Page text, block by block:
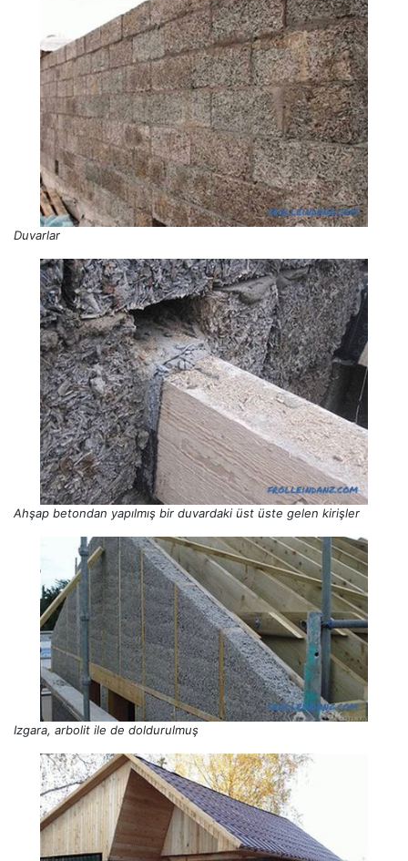
Duvarlar
Ahşap betondan yapılmış bir duvardaki üst üste gelen kirişler
Izgara, arbolit ile de doldurulmuş